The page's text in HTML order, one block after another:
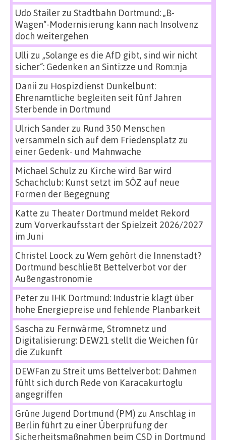
Udo Stailerzu Stadtbahn Dortmund: „B-
Wagen“-Modernisierung kann nach Insolvenz
doch weitergehen
Ulli zu „Solange es die AfD gibt, sind wir nicht
sicher“: Gedenken an Sinti:zze und Rom:nja
Danii zu Hospizdienst Dunkelbunt:
Ehrenamtliche begleiten seit fünf Jahren
Sterbende in Dortmund
Ulrich Sanderzu Rund 350 Menschen
versammeln sich auf dem Friedensplatz zu
einer Gedenk- und Mahnwache
Michael Schulz zu Kirche wird Bar wird
Schachclub: Kunst setzt im SÖZ auf neue
Formen der Begegnung
Katte zu Theater Dortmund meldet Rekord
zum Vorverkaufsstart der Spielzeit 2026/2027
im Juni
Christel Loock zu Wem gehört die Innenstadt?
Dortmund beschließt Bettelverbot vor der
Außengastronomie
Peterzu IHK Dortmund: Industrie klagt über
hohe Energiepreise und fehlende Planbarkeit
Sascha zu Fernwärme, Stromnetz und
Digitalisierung: DEW21 stellt die Weichen für
die Zukunft
DEWFan zu Streit ums Bettelverbot: Dahmen
fühlt sich durch Rede von Karacakurtoglu
angegriffen
Grüne Jugend Dortmund (PM) zu Anschlag in
Berlin führt zu einer Überprüfung der
Sicherheitsmaßnahmen beim CSD in Dortmund